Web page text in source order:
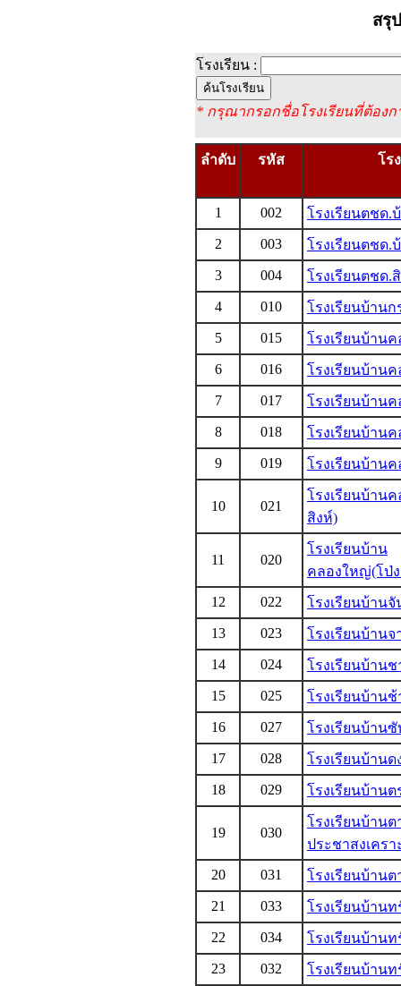
สรุ
โรงเรียน :
* กรุณากรอกชื่อโรงเรียนที่ต้องก
ลำดับ รหัส โร
1 002
โรงเรียนตชด.
2
003
โรงเรียนตชด.
3
004
โรงเรียนตชด.
4
010
โรงเรียนบ้าน
5
015
โรงเรียนบ้าน
6
016
โรงเรียนบ้าน
7
017
โรงเรียนบ้าน
8
018
โรงเรียนบ้าน
9
019 โรงเรียนบ้าน
10 021
โรงเรียนบ้าน
สิงห์)
11 020
โรงเรียนบ้าน
คลองใหญ่(โป่
12
022
โรงเรียนบ้าน
13
023
โรงเรียนบ้านจ
14
024
โรงเรียนบ้าน
15
025
โรงเรียนบ้าน
16
027
โรงเรียนบ้าน
17
028
โรงเรียนบ้านด
18
029 โรงเรียนบ้าน
19 030
โรงเรียนบ้านต
ประชาสงเครา
20
031
โรงเรียนบ้านต
21
033
โรงเรียนบ้าน
22
034
โรงเรียนบ้าน
23
032
โรงเรียนบ้าน